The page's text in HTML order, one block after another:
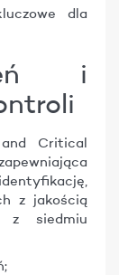
dla
i
Critical
z jakością
z siedmiu